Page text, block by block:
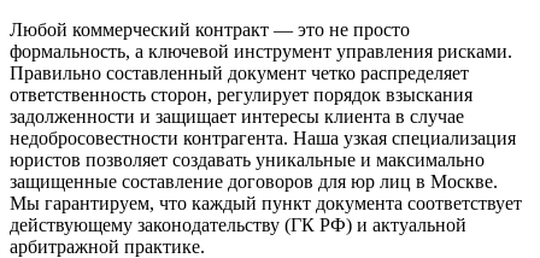
Любой коммерческий контракт — это не просто
формальность, а ключевой инструмент управления рисками.
Правильно составленный документ четко распределяет
ответственность сторон, регулирует порядок взыскания
задолженности и защищает интересы клиента в случае
недобросовестности контрагента. Наша узкая специализация
юристов позволяет создавать уникальные и максимально
защищенные составление договоров для юр лиц в Москве.
Мы гарантируем, что каждый пункт документа соответствует
действующему законодательству (ГК РФ) и актуальной
арбитражной практике.